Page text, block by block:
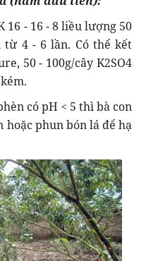
16 - 16 - 8 liều lượng 50
từ 4 - 6 lần. Có thể kết
50 - 100g/cây K2SO4
có pH < 5 thì bà con
hoặc phun bón lá để hạ